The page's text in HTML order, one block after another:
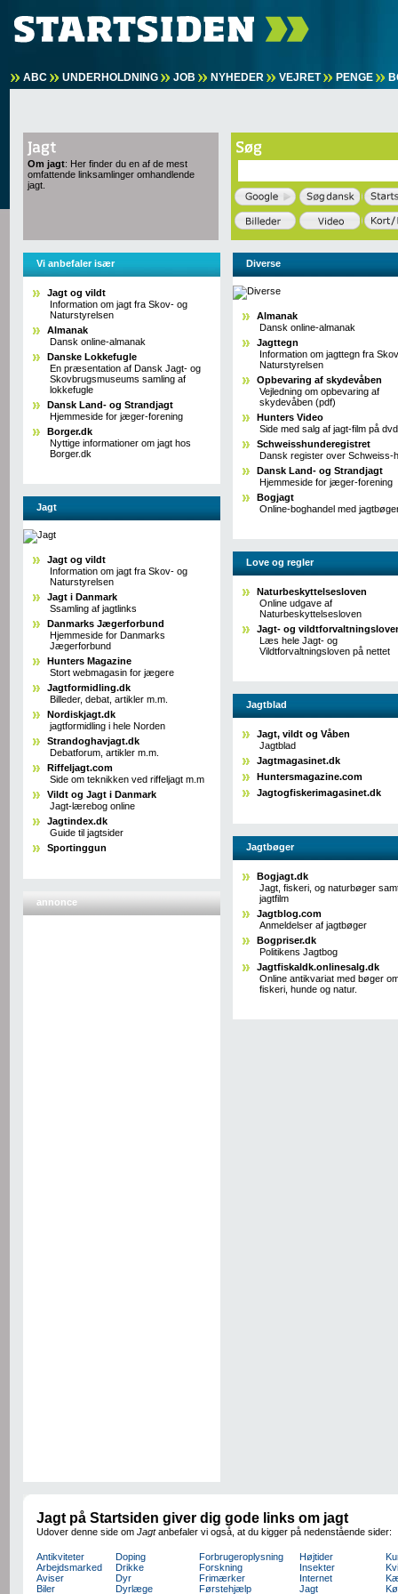
ABC UNDERHOLDNING JOB NYHEDER VEJRET PENGE
Om jagt: Her finder du en af de mest
omfattende linksamlinger omhandlende
jagt.
Vi anbefaler især
Jagt og vildt
Information om jagt fra Skov- og
Naturstyrelsen
Almanak
Dansk online-almanak
Danske Lokkefugle
En præsentation af Dansk Jagt- og
Skovbrugsmuseums samling af
lokkefugle
Dansk Land- og Strandjagt
Hjemmeside for jæger-forening
Borger.dk
Nyttige informationer om jagt hos
Borger.dk
Jagt
Jagt og vildt
Information om jagt fra Skov- og
Naturstyrelsen
Jagt i Danmark
Ssamling af jagtlinks
Danmarks Jægerforbund
Hjemmeside for Danmarks
Jægerforbund
Hunters Magazine
Stort webmagasin for jægere
Jagtformidling.dk
Billeder, debat, artikler m.m.
Nordiskjagt.dk
jagtformidling i hele Norden
Strandoghavjagt.dk
Debatforum, artikler m.m.
Riffeljagt.com
Side om teknikken ved riffeljagt m.m
Vildt og Jagt i Danmark
Jagt-lærebog online
Jagtindex.dk
Guide til jagtsider
Sportinggun
annonce
Diverse
Almanak
Dansk online-almanak
Jagttegn
Information om jagttegn fra
Naturstyrelsen
Opbevaring af skydevåben
Vejledning om opbevaring af
skydevåben (pdf)
Hunters Video
Side med salg af jagt-film på dvd
Schweisshunderegistret
Dansk register over Schweiss-
Dansk Land- og Strandjagt
Hjemmeside for jæger-forening
Bogjagt
Online-boghandel med
Love og regler
Naturbeskyttelsesloven
Online udgave af
Naturbeskyttelsesloven
Jagt- og
Læs hele Jagt- og
Vildtforvaltningsloven på nettet
Jagtblad
Jagt, vildt og Våben
Jagtblad
Jagtmagasinet.dk
Huntersmagazine.com
Jagtogfiskerimagasinet.dk
Jagtbøger
Bogjagt.dk
Jagt, fiskeri, og naturbøger
jagtfilm
Jagtblog.com
Anmeldelser af jagtbøger
Bogpriser.dk
Politikens Jagtbog
Jagtfiskaldk.onlinesalg.dk
Online antikvariat med bøger
fiskeri, hunde og natur.
Jagt på Startsiden giver dig gode links om jagt
Udover denne side om Jagtanbefaler vi også, at du kigger på nedenstående sider:
Antikviteter
Arbejdsmarked
Aviser
Biler
Doping
Drikke
Dyr
Dyrlæge
Forbrugeroplysning
Forskning
Frimærker
Førstehjælp
Højtider
Insekter
Internet
Jagt